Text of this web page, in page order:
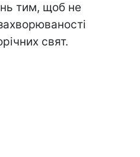
тим, щоб не
свят.